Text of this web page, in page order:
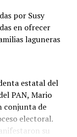
DE
EVV
por Susy
en ofrecer
laguneras
estatal del
PAN, Mario
conjunta de
electoral.
su